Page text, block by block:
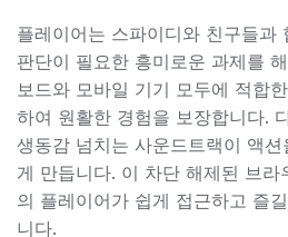
플레이어는 스파이디와 친구들과
판단이 필요한 흥미로운 과제를
보드와 모바일 기기 모두에 적합
하여 원활한 경험을 보장합니다.
생동감 넘치는 사운드트랙이 액
게 만듭니다. 이 차단 해제된 브라
의 플레이어가 쉽게 접근하고 즐
니다.